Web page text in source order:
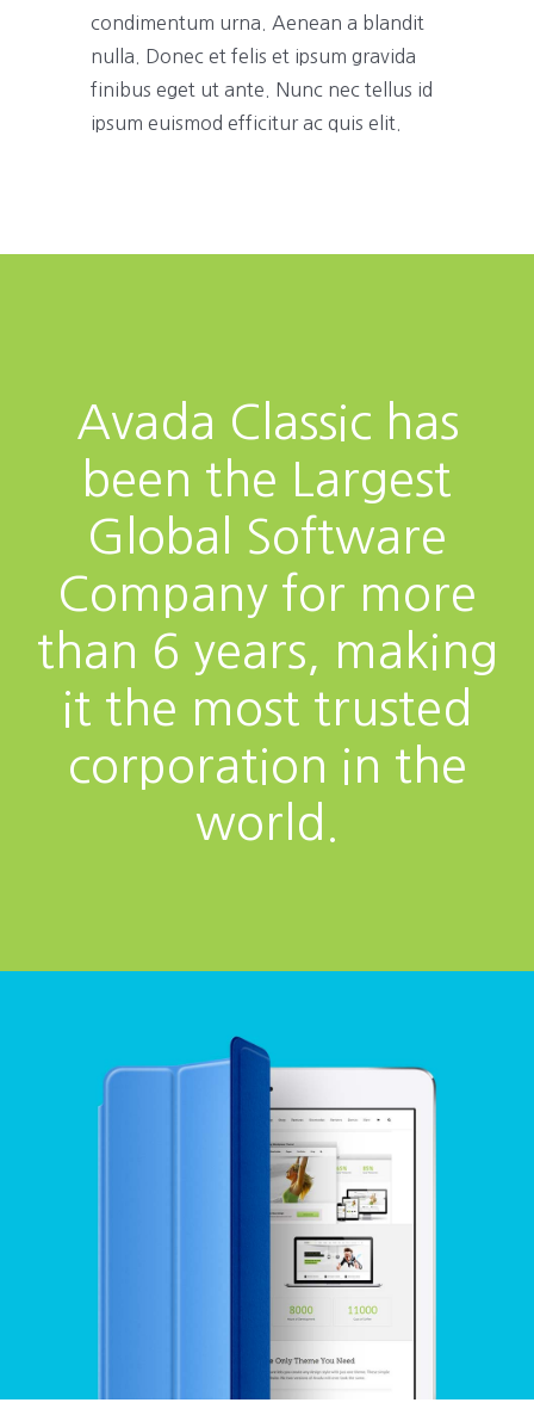
condimentum urna. Aenean a blandit
nulla. Donec et felis et ipsum gravida
finibus eget ut ante. Nunc nec tellus id
ipsum euismod efficitur ac quis elit.
Avada Classic has
been the Largest
Global Software
Company for more
than 6 years, making
it the most trusted
corporation in the
world.